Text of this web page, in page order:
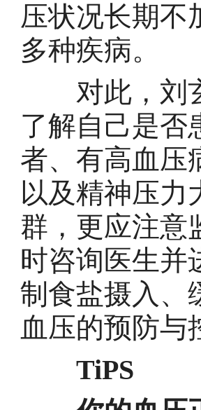
压状况长期不
多种疾病。
对此，刘玄
了解自己是否
者、有高血压
以及精神压力
群，更应注意
时咨询医生并
制食盐摄入、
血压的预防与
TiPS